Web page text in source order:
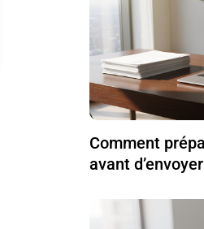
Comment
avant